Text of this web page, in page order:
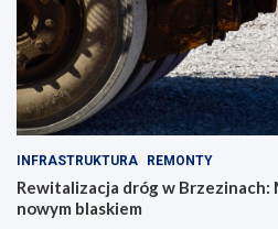
INFRASTRUKTURA REMONTY
Rewitalizacja dróg w Brzezinach:
nowym blaskiem